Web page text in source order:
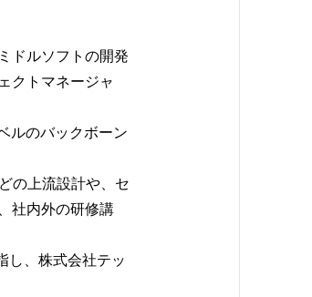
ドルソフトの開発
クトマネージャ
ルのバックボーン
の上流設計や、セ
社内外の研修講
、株式会社テッ